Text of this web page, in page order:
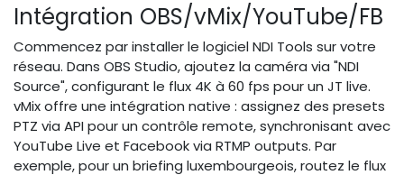
Intégration OBS/vMix/YouTube/FB
Commencez par installer le logiciel NDI Tools sur votre
réseau. Dans OBS Studio, ajoutez la caméra via "NDI
Source", configurant le flux 4K à 60 fps pour un JT live.
vMix offre une intégration native : assignez des presets
PTZ via API pour un contrôle remote, synchronisant avec
YouTube Live et Facebook via RTMP outputs. Par
exemple, pour un briefing luxembourgeois, routez le flux